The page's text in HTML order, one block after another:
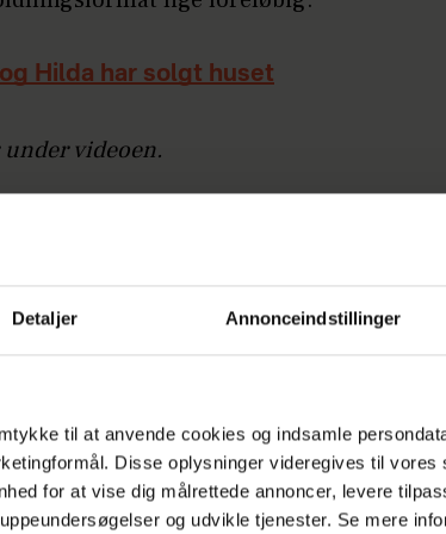
Detaljer Annonceindstillinger
til at anvende cookies og indsamle
Disse oplysninger videregives til vores
for at vise dig målrettede annoncer, levere
og udvikle tjenester. Se mere
Hilda har solgt huset
videoen.